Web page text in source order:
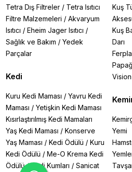
✔ Yüksek Kalite ve Dayanıklılık:
Uzun ömürlüve enerji tasarruflu
Pratik tasarımlar
ile kolay kullanım
✔ Uygun Fiyatlı Performans:
Profesyonel akvaryum bakımını
Öne Çıkan Boyu Ürünleri:
Boyu Electro Magnetic Hava
110L/min– Güçlü hava akışı
Boyu EF-05 Mini Dış Filtre 5,5W
akvaryumlar için ideal
Tetra Dış Filtreler / Tetra Isıtıcı
Filtre Malzemeleri / Akvaryum
Isıtıcı / Eheim Jager Isıtıcı /
Sağlık ve Bakım / Yedek
Parçalar
Kedi
Kuru Kedi Maması / Yavru Kedi
Maması / Yetişkin Kedi Maması
Kısırlaştırılmış Kedi Mamaları
Yaş Kedi Maması / Konserve
Yaş Maması / Kedi Ödülü / Kuru
Kedi Ödülü / Me-O Krema Kedi
Ödülü/Kedi Kumları / Sanicat
Kuş
Kuş
Darı
Yemi